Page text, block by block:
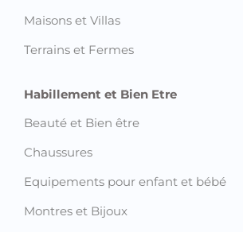
Maisons et Villas
Terrains et Fermes
Habillement et Bien Etre
Beauté et Bien être
Chaussures
Equipements pour enfant et bébé
Montres et Bijoux